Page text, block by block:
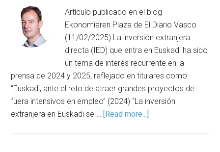
Artículo publicado en el blog
Ekonomiaren Plaza de El Diario Vasco
(11/02/2025) La inversión extranjera
directa (IED) que entra en Euskadi ha sido
un tema de interés recurrente en la
prensa de 2024 y 2025, reflejado en titulares como:
“Euskadi, ante el reto de atraer grandes proyectos de
fuera intensivos en empleo” (2024) “La inversión
extranjera en Euskadi se … [Read more...]